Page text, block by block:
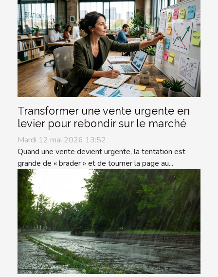
Transformer une vente urgente en
levier pour rebondir sur le marché
Mardi 12 mai 2026 13:52
Quand une vente devient urgente, la tentation est
grande de « brader » et de tourner la page au...